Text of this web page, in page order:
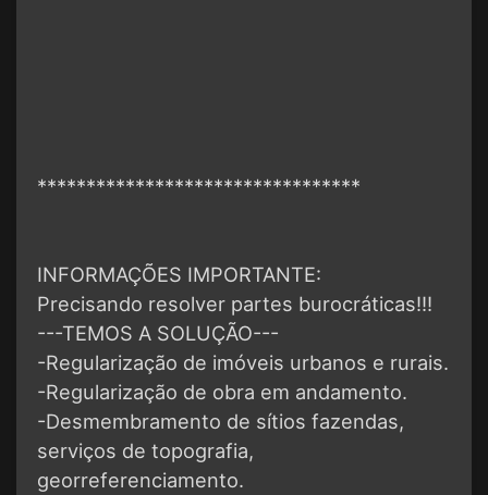
*********************************
INFORMAÇÕES IMPORTANTE:
Precisando resolver partes burocráticas!!!
---TEMOS A SOLUÇÃO---
-Regularização de imóveis urbanos e rurais.
-Regularização de obra em andamento.
-Desmembramento de sítios fazendas,
serviços de topografia,
georreferenciamento.